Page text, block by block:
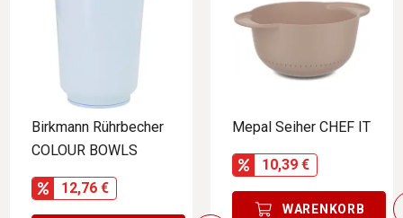
Birkmann Rührbecher
COLOUR BOWLS
12,76 €
Mepal Seiher CHEF IT
10,39 €
WARENKORB